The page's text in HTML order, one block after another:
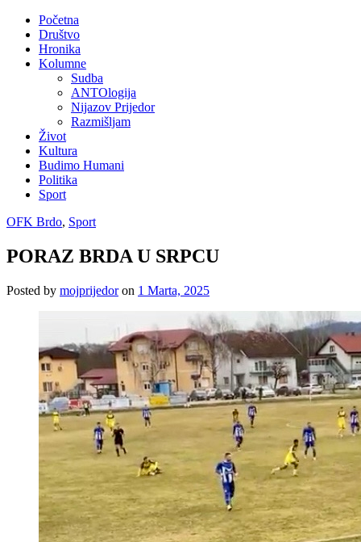
Početna
Društvo
Hronika
Kolumne
Sudba
ANTOlogija
Nijazov Prijedor
Razmišljam
Život
Kultura
Budimo Humani
Politika
Sport
OFK Brdo, Sport
PORAZ BRDA U SRPCU
Posted by mojprijedor on 1 Marta, 2025